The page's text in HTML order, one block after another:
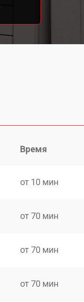
Время
от 10 мин
от 70 мин
от 70 мин
от 70 мин